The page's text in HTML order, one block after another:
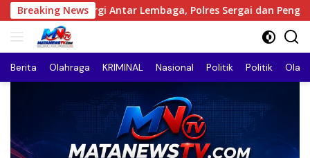
Langsung
ke
Breaking News
Sinergi Antar Lembaga, Polres Sergai dan Pengadilan Agama
Berita Olahraga KRIMINAL Nasional Politik Politik